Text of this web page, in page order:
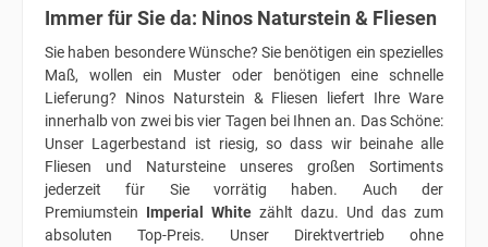
Immer für Sie da: Ninos Naturstein & Fliesen
Sie haben besondere Wünsche? Sie benötigen ein spezielles
Maß, wollen ein Muster oder benötigen eine schnelle
Lieferung? Ninos Naturstein & Fliesen liefert Ihre Ware
innerhalb von zwei bis vier Tagen bei Ihnen an. Das Schöne:
Unser Lagerbestand ist riesig, so dass wir beinahe alle
Fliesen und Natursteine unseres großen Sortiments
jederzeit für Sie vorrätig haben. Auch der
Premiumstein Imperial White zählt dazu. Und das zum
absoluten Top-Preis. Unser Direktvertrieb ohne